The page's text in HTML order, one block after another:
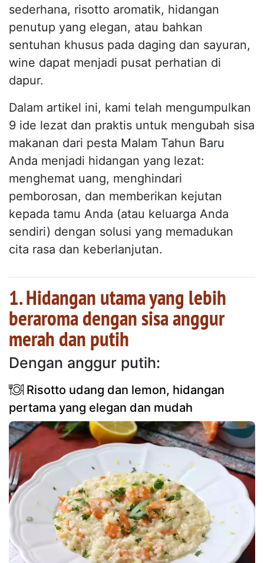
sederhana, risotto aromatik, hidangan
penutup yang elegan, atau bahkan
sentuhan khusus pada daging dan sayuran,
wine dapat menjadi pusat perhatian di
dapur.
Dalam artikel ini, kami telah mengumpulkan
9 ide lezat dan praktis untuk mengubah sisa
makanan dari pesta Malam Tahun Baru
Anda menjadi hidangan yang lezat:
menghemat uang, menghindari
pemborosan, dan memberikan kejutan
kepada tamu Anda (atau keluarga Anda
sendiri) dengan solusi yang memadukan
cita rasa dan keberlanjutan.
1. Hidangan utama yang lebih
beraroma dengan sisa anggur
merah dan putih
Dengan anggur putih:
Risotto udang dan lemon, hidangan
pertama yang elegan dan mudah